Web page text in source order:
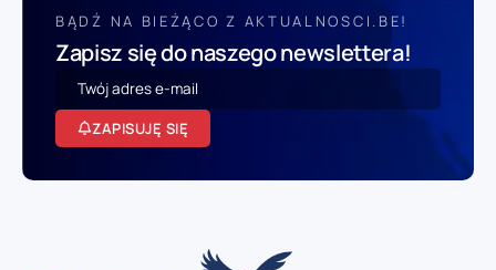
BĄDŹ NA BIEŻĄCO Z AKTUALNOSCI.BE!
Zapisz się do naszego newslettera!
ZAPISUJĘ SIĘ